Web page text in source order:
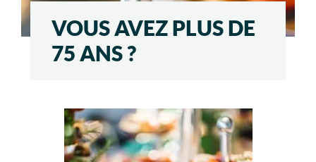
VOUS AVEZ PLUS DE
75 ANS ?